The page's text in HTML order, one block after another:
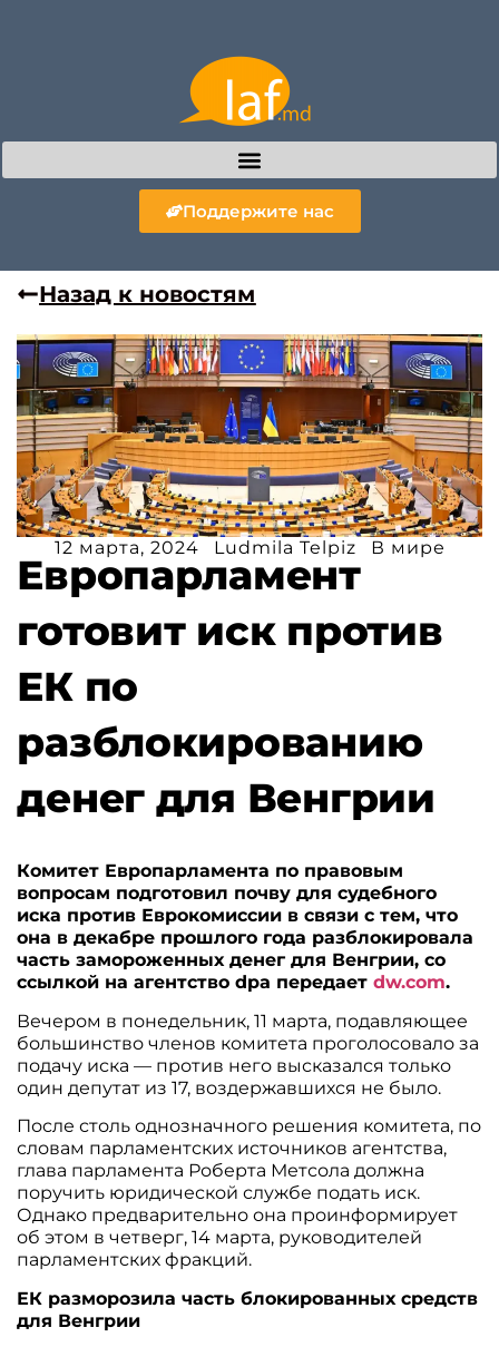
Поддержите нас
Назад к новостям
12 марта, 2024 Ludmila Telpiz В мире
Европарламент
готовит иск против
ЕК по
разблокированию
денег для Венгрии
Комитет Европарламента по правовым
вопросам подготовил почву для судебного
иска против Еврокомиссии в связи с тем, что
она в декабре прошлого года разблокировала
часть замороженных денег для Венгрии, со
ссылкой на агентство dpa передаетdw.com.
Вечером в понедельник, 11 марта, подавляющее
большинство членов комитета проголосовало за
подачу иска — против него высказался только
один депутат из 17, воздержавшихся не было.
После столь однозначного решения комитета, по
словам парламентских источников агентства,
глава парламента Роберта Метсола должна
поручить юридической службе подать иск.
Однако предварительно она проинформирует
об этом в четверг, 14 марта, руководителей
парламентских фракций.
ЕК разморозила часть блокированных средств
для Венгрии